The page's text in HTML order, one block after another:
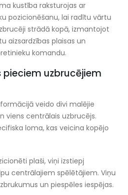
kustība raksturojas ar
pozicionēšanu, lai radītu vārtu
strādā kopā, izmantojot
aizsardzības plaisas un
komandu.
uzbrucējiem
veido divi malējie
viens centrālais uzbrucējs.
loma, kas veicina kopējo
plaši, viņi izstiepj
centrālajiem spēlētājiem. Viņu
un piespēles iespējas.